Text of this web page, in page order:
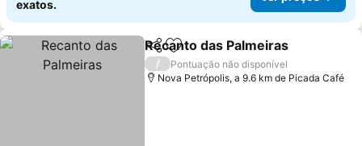
exatos.
PartilharAdicionar aos favoritos
Recanto das Palmeiras
/
Pontuação não disponível
Nova Petrópolis, a 9.6 km de Picada Café